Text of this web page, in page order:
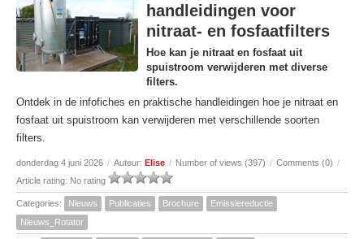
handleidingen voor
nitraat- en fosfaatfilters
Hoe kan je nitraat en fosfaat uit
spuistroom verwijderen met diverse
filters.
Ontdek in de infofiches en praktische handleidingen hoe je nitraat en
fosfaat uit spuistroom kan verwijderen met verschillende soorten
filters.
donderdag 4 juni 2026 / Auteur: Elise / Number of views (397) / Comments (0) /
Article rating: No rating
Categories: Nieuws Publicaties Brochure
Emissiereductie
Nieuws_Rotator